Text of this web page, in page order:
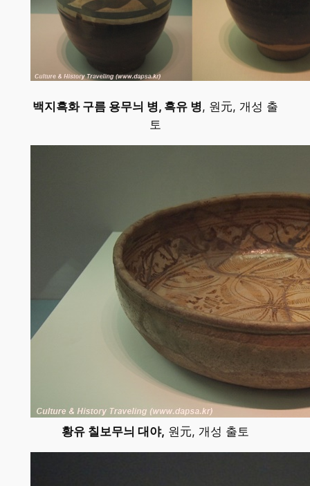
백지흑화 구름 용무늬 병, 흑유 병, 원元, 개성 출
토
황유 칠보무늬 대야, 원元, 개성 출토